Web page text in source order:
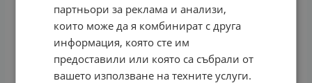
партньори за реклама и анализи,
които може да я комбинират с друга
информация, която сте им
предоставили или която са събрали от
вашето използване на техните услуги.